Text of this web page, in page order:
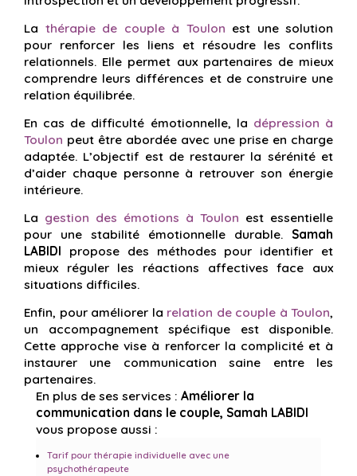
La thérapie de couple à Toulon est une solution
pour renforcer les liens et résoudre les conflits
relationnels. Elle permet aux partenaires de mieux
comprendre leurs différences et de construire une
relation équilibrée.
En cas de difficulté émotionnelle, la dépression à
Toulon peut être abordée avec une prise en charge
adaptée. L’objectif est de restaurer la sérénité et
d’aider chaque personne à retrouver son énergie
intérieure.
La gestion des émotions à Toulon est essentielle
pour une stabilité émotionnelle durable. Samah
LABIDI propose des méthodes pour identifier et
mieux réguler les réactions affectives face aux
situations difficiles.
Enfin, pour améliorer la relation de couple à Toulon,
un accompagnement spécifique est disponible.
Cette approche vise à renforcer la complicité et à
instaurer une communication saine entre les
partenaires.
En plus de ses services : Améliorer la
communication dans le couple, Samah LABIDI
vous propose aussi :
Tarif pour thérapie individuelle avec une
psychothérapeute